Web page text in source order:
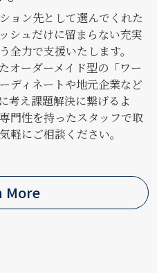
ョン先として選んでくれた
シュだけに留まらない充実
全力で支援いたします。
オーダーメイド型の「ワー
ディネートや地元企業など
考え課題解決に繋げるよ
門性を持ったスタッフで取
軽にご相談ください。
More